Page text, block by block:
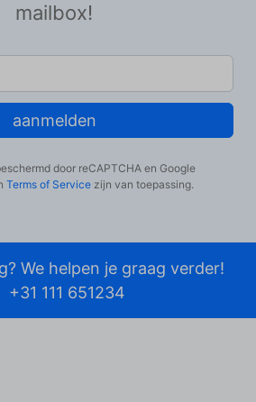
mailbox!
aanmelden
door reCAPTCHA en Google
Terms of Servicezijn van toepassing.
We helpen je graag verder!
+31 111 651234